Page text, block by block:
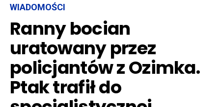
WIADOMOŚCI
Ranny bocian
uratowany przez
policjantów z Ozimka.
Ptak trafił do